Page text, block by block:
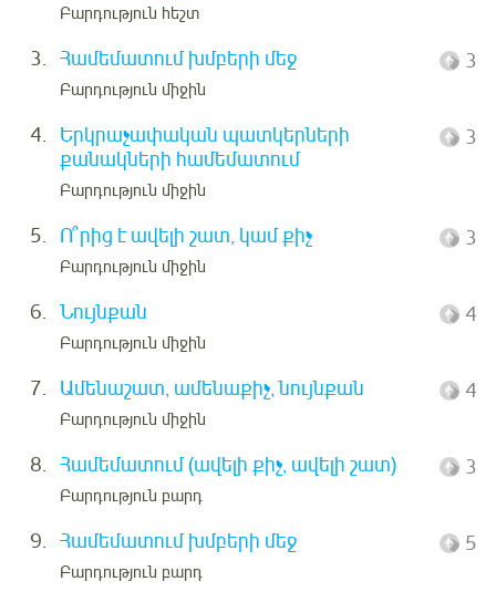
Բարդություն հեշտ
3. Համեմատում խմբերի մեջ
Բարդություն միջին
3
4.
Երկրաչափական պատկերների
քանակների համեմատում
Բարդություն միջին
3
5. Ո՞րից է ավելի շատ, կամ քիչ
Բարդություն միջին
3
6. Նույնքան
Բարդություն միջին
4
7. Ամենաշատ, ամենաքիչ, նույնքան
Բարդություն միջին
4
8. Համեմատում (ավելի քիչ, ավելի շատ)
Բարդություն բարդ
3
9. Համեմատում խմբերի մեջ
Բարդություն բարդ
5